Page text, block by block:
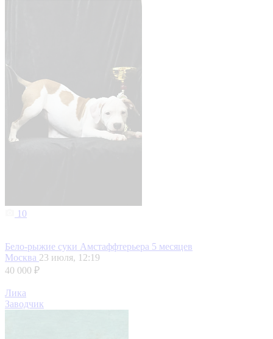
10
Бело-рыжие суки Амстаффтерьера 5 месяцев
Москва 23 июля, 12:19
40 000 ₽
Лика
Заводчик